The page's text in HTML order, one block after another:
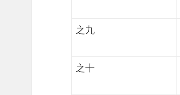
之九
之十